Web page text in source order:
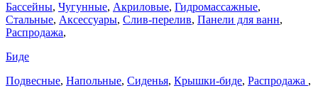
Бассейны, Чугунные, Акриловые, Гидромассажные,
Стальные, Аксессуары, Слив-перелив, Панели для ванн,
Распродажа,
Биде
Подвесные, Напольные, Сиденья, Крышки-биде, Распродажа ,